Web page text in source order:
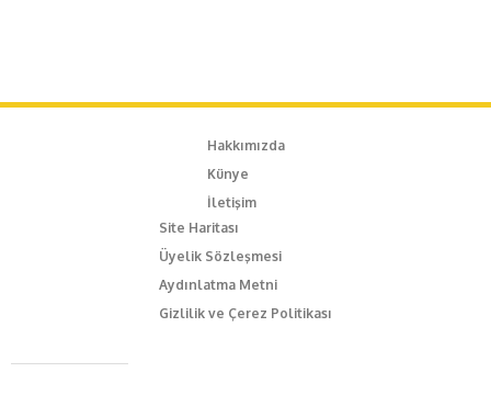
Hakkımızda
Künye
İletişim
Site Haritası
Üyelik Sözleşmesi
Aydınlatma Metni
Gizlilik ve Çerez Politikası
Caferağa Mah. Dr. Şakir Paşa Sok. No3/A Kadıköy İstanbul